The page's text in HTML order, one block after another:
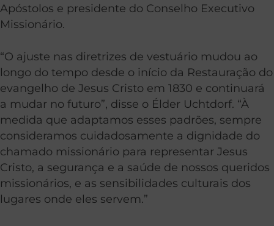
Apóstolos e presidente do Conselho Executivo
Missionário.
“O ajuste nas diretrizes de vestuário mudou ao
longo do tempo desde o início da Restauração do
evangelho de Jesus Cristo em 1830 e continuará
a mudar no futuro”, disse o Élder Uchtdorf. “À
medida que adaptamos esses padrões, sempre
consideramos cuidadosamente a dignidade do
chamado missionário para representar Jesus
Cristo, a segurança e a saúde de nossos queridos
missionários, e as sensibilidades culturais dos
lugares onde eles servem.”